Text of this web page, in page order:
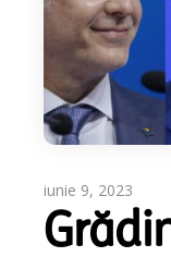
iunie 9, 2023